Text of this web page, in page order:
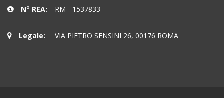
N° REA:
RM - 1537833
Legale: VIA PIETRO SENSINI 26, 00176 ROMA